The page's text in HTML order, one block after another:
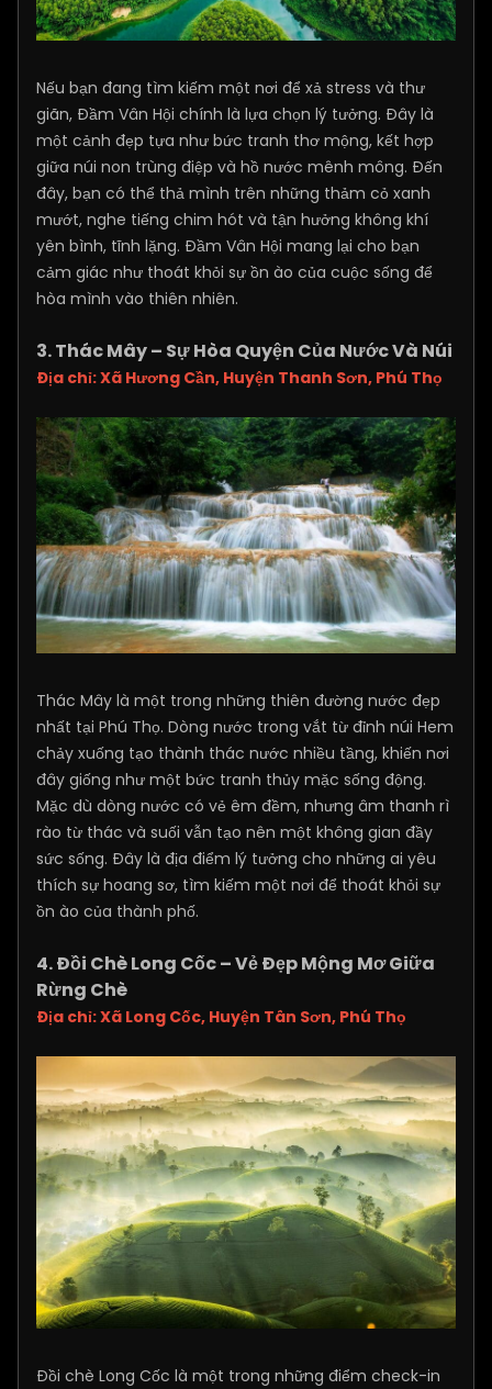
Nếu bạn đang tìm kiếm một nơi để xả stress và thư
giãn, Đầm Vân Hội chính là lựa chọn lý tưởng. Đây là
một cảnh đẹp tựa như bức tranh thơ mộng, kết hợp
giữa núi non trùng điệp và hồ nước mênh mông. Đến
đây, bạn có thể thả mình trên những thảm cỏ xanh
mướt, nghe tiếng chim hót và tận hưởng không khí
yên bình, tĩnh lặng. Đầm Vân Hội mang lại cho bạn
cảm giác như thoát khỏi sự ồn ào của cuộc sống để
hòa mình vào thiên nhiên.
3. Thác Mây – Sự Hòa Quyện Của Nước Và Núi
Địa chỉ: Xã Hương Cần, Huyện Thanh Sơn, Phú Thọ
Thác Mây là một trong những thiên đường nước đẹp
nhất tại Phú Thọ. Dòng nước trong vắt từ đỉnh núi Hem
chảy xuống tạo thành thác nước nhiều tầng, khiến nơi
đây giống như một bức tranh thủy mặc sống động.
Mặc dù dòng nước có vẻ êm đềm, nhưng âm thanh rì
rào từ thác và suối vẫn tạo nên một không gian đầy
sức sống. Đây là địa điểm lý tưởng cho những ai yêu
thích sự hoang sơ, tìm kiếm một nơi để thoát khỏi sự
ồn ào của thành phố.
4. Đồi Chè Long Cốc – Vẻ Đẹp Mộng Mơ Giữa
Rừng Chè
Địa chỉ: Xã Long Cốc, Huyện Tân Sơn, Phú Thọ
Đồi chè Long Cốc là một trong những điểm check-in